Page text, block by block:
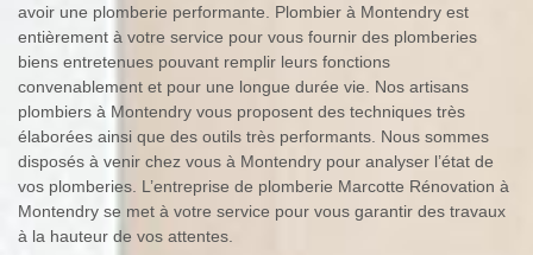
avoir une plomberie performante. Plombier à Montendry est
entièrement à votre service pour vous fournir des plomberies
biens entretenues pouvant remplir leurs fonctions
convenablement et pour une longue durée vie. Nos artisans
plombiers à Montendry vous proposent des techniques très
élaborées ainsi que des outils très performants. Nous sommes
disposés à venir chez vous à Montendry pour analyser l’état de
vos plomberies. L’entreprise de plomberie Marcotte Rénovation à
Montendry se met à votre service pour vous garantir des travaux
à la hauteur de vos attentes.